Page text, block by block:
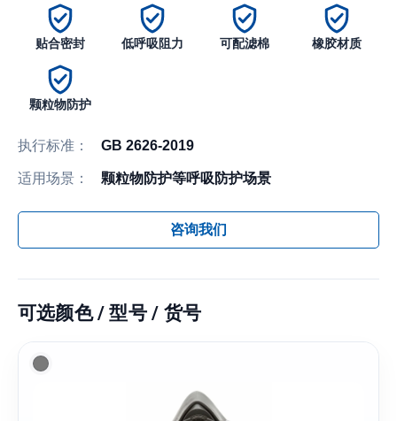
贴合密封 低呼吸阻力 可配滤棉 橡胶材质
颗粒物防护
执行标准： GB 2626-2019
适用场景： 颗粒物防护等呼吸防护场景
咨询我们
可选颜色 / 型号 / 货号